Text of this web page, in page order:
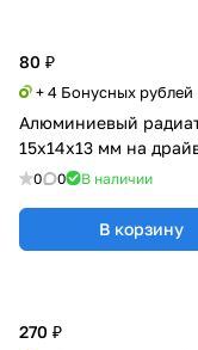
270 ₽
80 ₽
+ 4 Бонусных рублей
Алюминиевый
15x14x13 мм на
0 0 В наличии
В корзину